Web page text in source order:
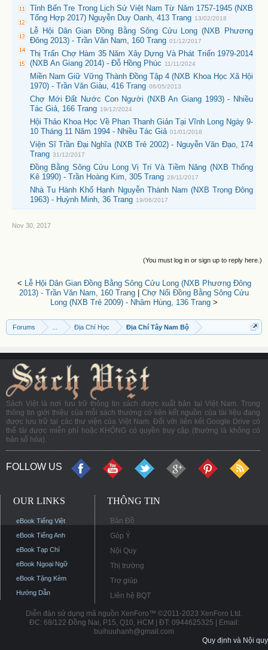
Tỉnh Bến Tre Trong Lịch Sử Việt Nam Từ Năm 1757-1945 (NXB
Tổng Hợp 2017) Nguyễn Duy Oanh, 413 Trang 13/02/2018
Lễ Hội Dân Gian Đồng Bằng Sông Cửu Long (NXB Phương
Đông 2013) - Trần Văn Nam, 160 Trang 01/12/2017
Thị Trấn Chợ Hàm 35 Năm Xây Dựng Và Phát Triển 1979-2014
(NXB An Giang 2014) - Đỗ Hồng Phúc
11/11/2024
Miền Nam Giữ Vững Thành Đồng Tập 4 (NXB Khoa Học Xã Hội
1970) - Trần Văn Giàu, 416 Trang 06/05/2013
Chợ Mới Đất Nước Con Người (NXB An Giang 1993) - Nhiều
Tác Giả, 166 Trang 19/12/2024
Hội Thảo Khoa Học Về Phan Thanh Giản Tại Vĩnh Long Ngày 9-
10 Tháng 11 Năm 1994 - Nhiều Tác Giả 01/01/2018
Viện Sĩ Trần Đại Nghĩa (NXB Trẻ 2002) - Nguyễn Văn Đạo, 174
Trang 31/12/2017
Đồng Bằng Sông Cửu Long Vị Trí Và Tiềm Năng (NXB Thống
Kê 1990) - Trần Hoàng Kim, 305 Trang 28/11/2017
Nhà Tu Hành Khổ Hạnh Nguyễn Thành Nam (NXB Trọng Đông
1963) - Huỳnh Minh, 36 Trang 19/06/2017
Nov 30, 2017
(You must log in or sign up to reply here.)
<
Lễ Hội Dân Gian Đồng Bằng Sông Cửu Long (NXB Phương Đông
2013) - Trần Văn Nam, 160 Trang
Chợ Nổi Đồng Bằng Sông Cửu
Long (NXB Trẻ 2009) - Nhâm Hùng, 136 Trang >
Forums Địa Chí Học Địa Chí Tây Nam Bộ
Sách Việt là nơi lưu trữ thông tin sách được xuất bản tại Việt Nam. Trong
thông tin giới thiệu của mỗi sách thường có liên kết nguồn của tài liệu đang
được lưu trữ tại các thư viện của Việt Nam. Đối với liên kết Google Drive có
thể tải được miễn phí hoặc KHÔNG có quyền truy cập (thường là không có
bản số hóa).
FOLLOW US
OUR LINKS
eBook Tiếng Việt
eBook Tiếng Anh
eBook Tạp Chí
eBook Ngoại Ngữ
eBook Tặng Kèm
Hướng Dẫn
THÔNG TIN
Bản Đồ
Góp Ý
Nội Quy
Thị trường
Trợ giúp
Liên hệ BQT
Diễn đàn sử dụng mã nguồn XenForo™ ©2011-2023 XenForo Ltd.
ĐC: 68/122 Đồng Nai, P15, Q10, HCM | ĐT: 0944625325 | Email:
buihuuhanh@gmail.com
Quy định và Nội quy